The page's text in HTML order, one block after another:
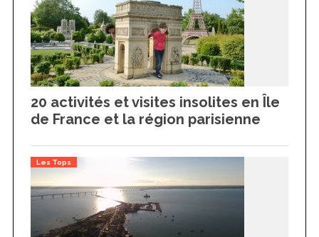
20 activités et visites insolites en Île
de France et la région parisienne
Les Tops